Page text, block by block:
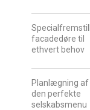
facadedøre til
ethvert behov
Planlægning af
den perfekte
selskabsmenu